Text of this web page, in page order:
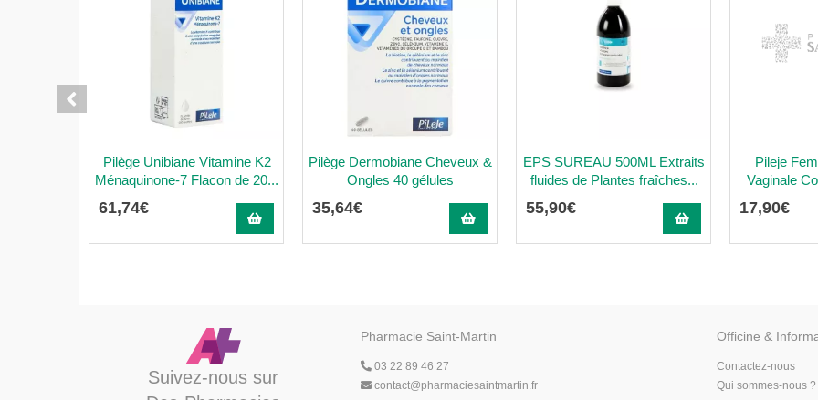
Pilège Unibiane Vitamine K2
Ménaquinone-7 Flacon de 20...
61,74€
Pilège Dermobiane Cheveux &
Ongles 40 gélules
35,64€
EPS SUREAU 500ML Extraits
fluides de Plantes fraîches...
55,90€
Pileje
Vaginale
17,90€
Suivez-nous sur
Pharmacie Saint-Martin
03 22 89 46 27
contact@pharmaciesaintmartin.fr
Officine &
Contactez-nous
Qui sommes-nous ?